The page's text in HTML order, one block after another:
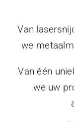
Van
we
Van één
we uw